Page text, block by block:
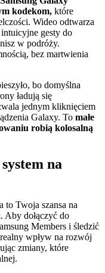
kodekom, które
Wideo odtwarza
gesty do
w podróży.
bez martwienia
bo domyślna
ładują się
jednym kliknięciem
Galaxy. To małe
robią kolosalną
na
to Twoja szansa na
Aby dołączyć do
Members i śledzić
wpływ na rozwój
zmiany, które